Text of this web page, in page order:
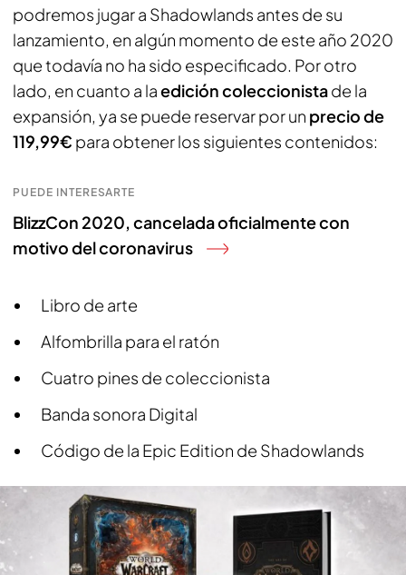
podremos jugar a Shadowlands antes de su
lanzamiento, en algún momento de este año 2020
que todavía no ha sido especificado. Por otro
lado, en cuanto a laedición coleccionistade la
expansión, ya se puede reservar por un precio de
119,99€ para obtener los siguientes contenidos:
PUEDE INTERESARTE
BlizzCon 2020, cancelada oficialmente con
motivo del coronavirus
Libro de arte
Alfombrilla para el ratón
Cuatro pines de coleccionista
Banda sonora Digital
Código de la Epic Edition de Shadowlands